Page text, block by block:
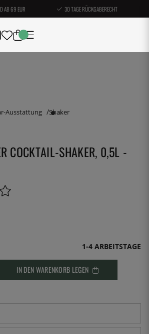
AB 69 EUR 30 TAGE RÜCKGABERECHT
Ausstattung Shaker
COCKTAIL-SHAKER, 0,5L -
1-4 ARBEITSTAGE
IN DEN WARENKORB LEGEN